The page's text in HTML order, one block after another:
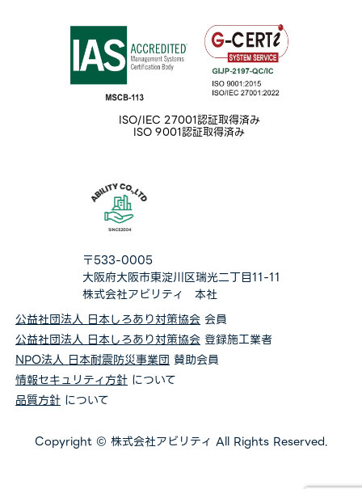
ISO/IEC 27001認証取得済み
ISO 9001認証取得済み
〒533-0005
大阪府大阪市東淀川区瑞光二丁目11-11
株式会社アビリティ 本社
公益社団法人 日本しろあり対策協会 会員
公益社団法人 日本しろあり対策協会 登録施工業者
NPO法人 日本耐震防災事業団 賛助会員
情報セキュリティ方針 について
品質方針 について
Copyright © 株式会社アビリティ All Rights Reserved.